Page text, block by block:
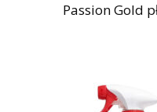
Passion Gold